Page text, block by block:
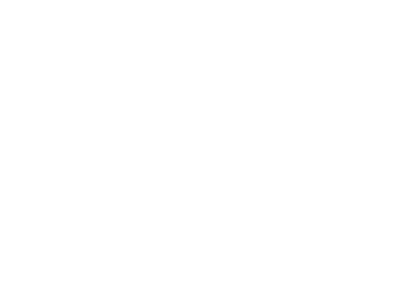
Sol En
Pour
résine métallisée 3D avec pigments
3D avec pigments métalliques pour